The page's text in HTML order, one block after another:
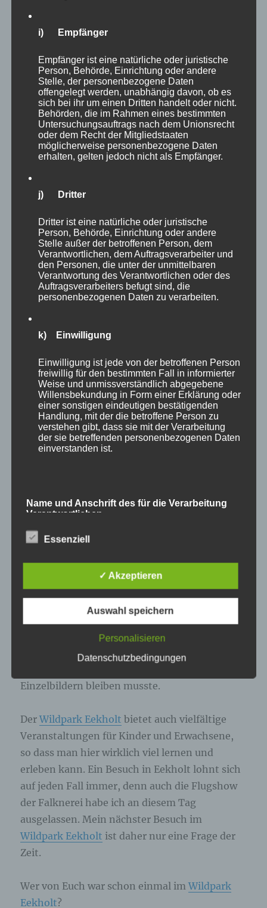
Nach fünf Stunden waren meine Beine langsam
müde und so habe ich viele Tiere nicht mehr
Besuch erledigt werden. Auf dem Weg lagen
allerdings nochDachs
undWaschbär.
Beide waren jedoch “nicht so in
Einzelbildern bleiben musste.
DerWildpark Eekholt bietet auch vielfältige
Veranstaltungen für Kinder und Erwachsene,
so dass man hier wirklich viel lernen und
erleben kann. Ein Besuch in Eekholt lohnt sich
auf jeden Fall immer, denn auch die Flugshow
der Falknerei habe ich an diesem Tag
ausgelassen. Mein nächster Besuch im
Wildpark Eekholt ist daher nur eine Frage der
Zeit.
Wer von Euch war schon einmal imWildpark
Eekholt?
i) Empfänger
Empfänger ist eine natürliche oder juristische
Person, Behörde, Einrichtung oder andere
Stelle, der personenbezogene Daten
offengelegt werden, unabhängig davon, ob es
sich bei ihr um einen Dritten handelt oder nicht.
Behörden, die im Rahmen eines bestimmten
Untersuchungsauftrags nach dem Unionsrecht
oder dem Recht der Mitgliedstaaten
möglicherweise personenbezogene Daten
erhalten, gelten jedoch nicht als Empfänger.
j) Dritter
Dritter ist eine natürliche oder juristische
Person, Behörde, Einrichtung oder andere
Stelle außer der betroffenen Person, dem
Verantwortlichen, dem Auftragsverarbeiter und
den Personen, die unter der unmittelbaren
Verantwortung des Verantwortlichen oder des
Auftragsverarbeiters befugt sind, die
personenbezogenen Daten zu verarbeiten.
k) Einwilligung
Einwilligung ist jede von der betroffenen Person
freiwillig für den bestimmten Fall in informierter
Weise und unmissverständlich abgegebene
Willensbekundung in Form einer Erklärung oder
einer sonstigen eindeutigen bestätigenden
Handlung, mit der die betroffene Person zu
verstehen gibt, dass sie mit der Verarbeitung
der sie betreffenden personenbezogenen Daten
einverstanden ist.
Name und Anschrift des für die Verarbeitung
Verantwortlichen
Verantwortlicher im Sinne der Datenschutz-
der Europäischen Union geltenden
Datenschutzgesetze und anderer Bestimmungen
mit datenschutzrechtlichem Charakter ist die:
Cookies / SessionStorage / LocalStorage
Die Internetseiten verwenden teilweise so
SessionStorage. Dies dient dazu, unser Angebot
machen. Local Storage und SessionStorage ist
eine Technologie, mit welcher ihr Browser Daten
abspeichert. Cookies sind Textdateien, welche
über einen Internetbrowser auf einem
Computersystem abgelegt und gespeichert
werden. Sie können die Verwendung von Cookies,
LocalStorage und SessionStorage durch
entsprechende Einstellung in Ihrem Browser
Zahlreiche Internetseiten und Server verwenden
Cookies. Viele Cookies enthalten eine sogenannte
Cookie-ID. Eine Cookie-ID ist eine eindeutige
Kennung des Cookies. Sie besteht aus einer
Zeichenfolge, durch welche Internetseiten und
wurde. Dies ermöglicht es den besuchten
Internetseiten und Servern, den individuellen
Essenziell
✓ Akzeptieren
Auswahl speichern
Personalisieren
Datenschutzbedingungen